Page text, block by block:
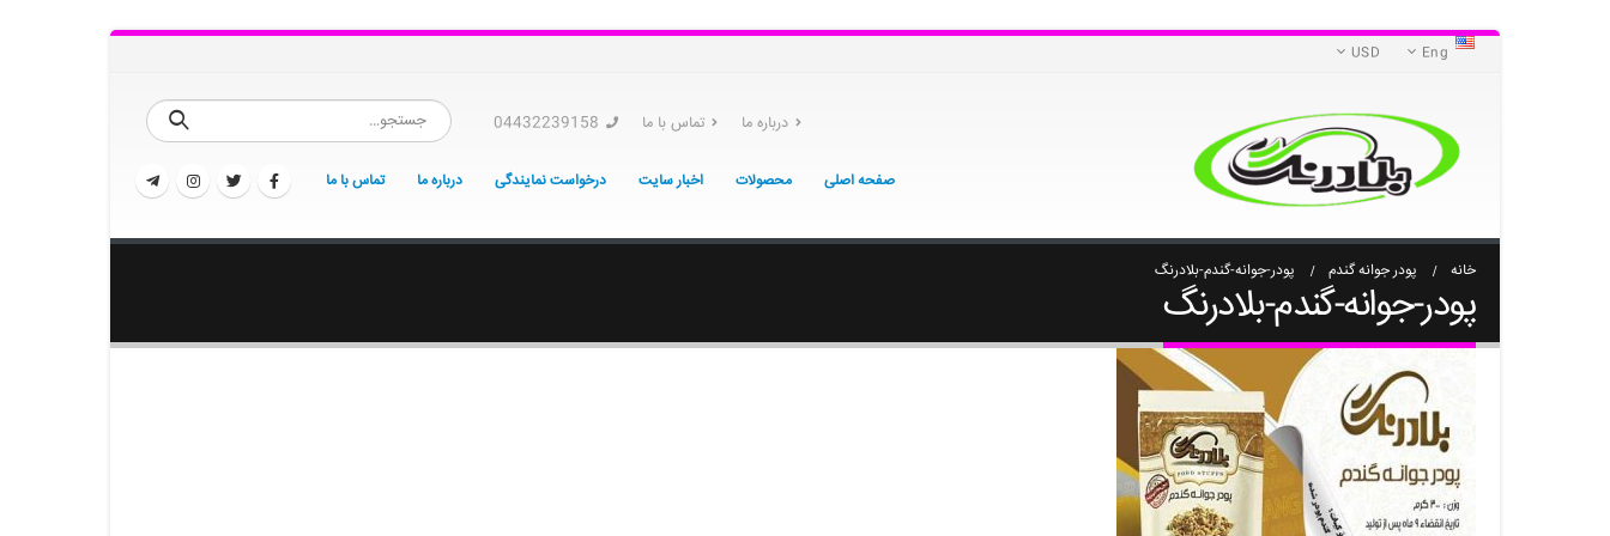
Eng
USD
درباره ما تماس با ما 04432239158
صفحه اصلی محصولات اخبار سایت درخواست نمایندگی درباره ما تماس با ما
خانه پودر جوانه گندم پودر-جوانه-گندم-بلادرنگ
پودر-جوانه-گندم-بلادرنگ